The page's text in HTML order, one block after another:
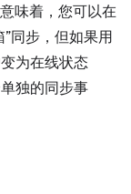
味着，您可以在
同步，但如果用
为在线状态
独的同步事